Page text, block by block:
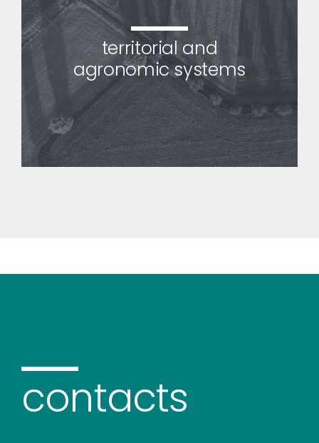
territorial and
agronomic systems
contacts